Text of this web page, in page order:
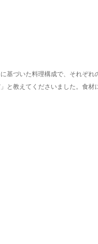
基づいた料理構成で、それぞれ
と教えてくださいました。食材